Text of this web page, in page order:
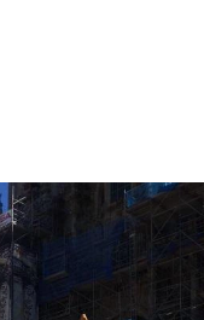
MÁS
con
tu Marca